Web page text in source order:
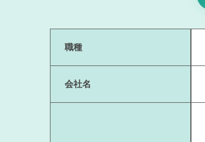
職種
会社名